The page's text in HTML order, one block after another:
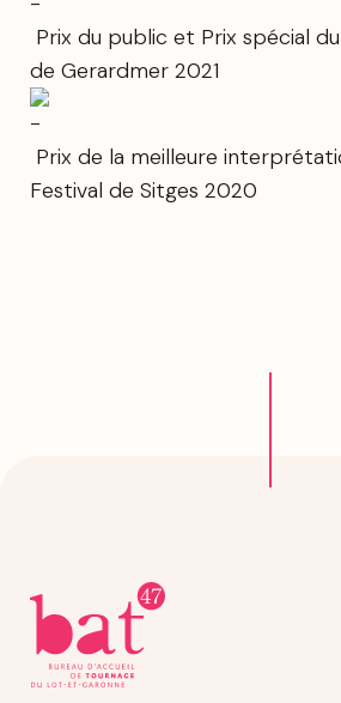
Prix du public et Prix spécial
de Gerardmer 2021
Prix de la meilleure
Festival de Sitges 2020